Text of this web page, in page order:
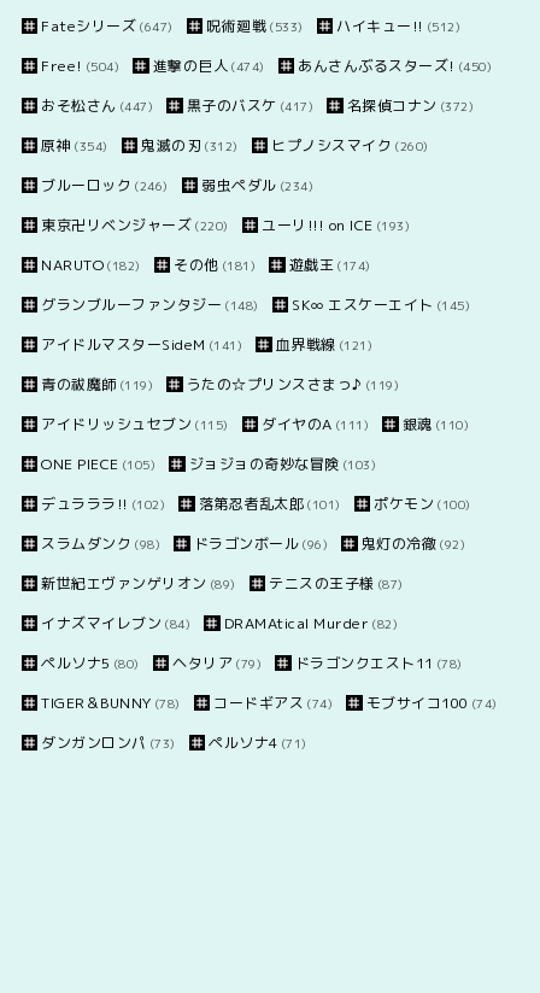
Fateシリーズ (647) 呪術廻戦 (533) ハイキュー!! (512)
Free! (504) 進撃の巨人 (474) あんさんぶるスターズ! (450)
おそ松さん (447) 黒子のバスケ (417) 名探偵コナン (372)
原神 (354) 鬼滅の刃 (312) ヒプノシスマイク (260)
ブルーロック (246) 弱虫ペダル (234)
東京卍リベンジャーズ (220) ユーリ!!! on ICE (193)
NARUTO (182) その他 (181) 遊戯王 (174)
グランブルーファンタジー (148) SK∞ エスケーエイト (145)
アイドルマスターSideM (141) 血界戦線 (121)
青の祓魔師 (119) うたの☆プリンスさまっ♪ (119)
アイドリッシュセブン (115) ダイヤのA (111) 銀魂 (110)
ONE PIECE (105) ジョジョの奇妙な冒険 (103)
デュラララ!! (102) 落第忍者乱太郎 (101) ポケモン (100)
スラムダンク (98) ドラゴンボール (96) 鬼灯の冷徹 (92)
新世紀エヴァンゲリオン (89) テニスの王子様 (87)
イナズマイレブン (84) DRAMAtical Murder (82)
ペルソナ5 (80) ヘタリア (79) ドラゴンクエスト11 (78)
TIGER＆BUNNY (78) コードギアス (74) モブサイコ100 (74)
ダンガンロンパ (73) ペルソナ4 (71)